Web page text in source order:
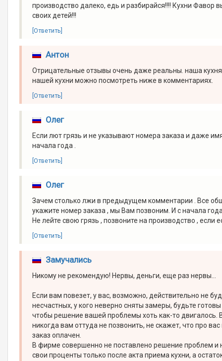
производство далеко, едь и разбирайся!!!! Кухни Фавор
своих детей!!!
[Ответить]
Антон
Отрицательные отзывы очень даже реальны. наша кухня
нашей кухни можно посмотреть ниже в комментариях.
[Ответить]
Олег
Если лют грязь и не указывают номера заказа и даже
начала года .
[Ответить]
Олег
Зачем столько лжи в предыдущем комментарии . Все
укажите номер заказа , мы Вам позвоним. И с начала
Не лейте свою грязь , позвоните на производство , если
[Ответить]
Замучались
Никому не рекомендую! Нервы, деньги, еще раз нервы...
Если вам повезет, у вас, возможно, действительно не
несчастных, у кого неверно сняты замеры, будьте
чтобы решение вашей проблемы хоть как-то двигалось.
никогда вам оттуда не позвонить, не скажет, что про
заказ оплачен.
В фирме совершенно не поставлено решение проблем
свои проценты только после акта приема кухни, а